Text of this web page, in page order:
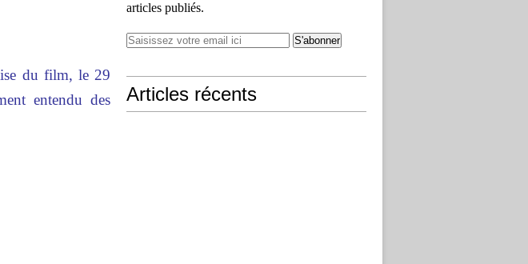
du film, le 29
entendu des
articles publiés.
Articles récents